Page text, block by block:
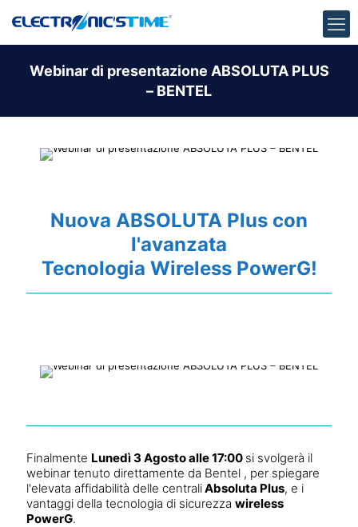
Webinar di presentazione ABSOLUTA PLUS
– BENTEL
Nuova ABSOLUTA Plus con
l'avanzata
Tecnologia Wireless PowerG!
Finalmente Lunedì 3 Agosto alle 17:00 si svolgerà il
webinar tenuto direttamente da Bentel , per spiegare
l'elevata affidabilità delle centraliAbsoluta Plus, e i
vantaggi della tecnologia di sicurezza wireless
PowerG.